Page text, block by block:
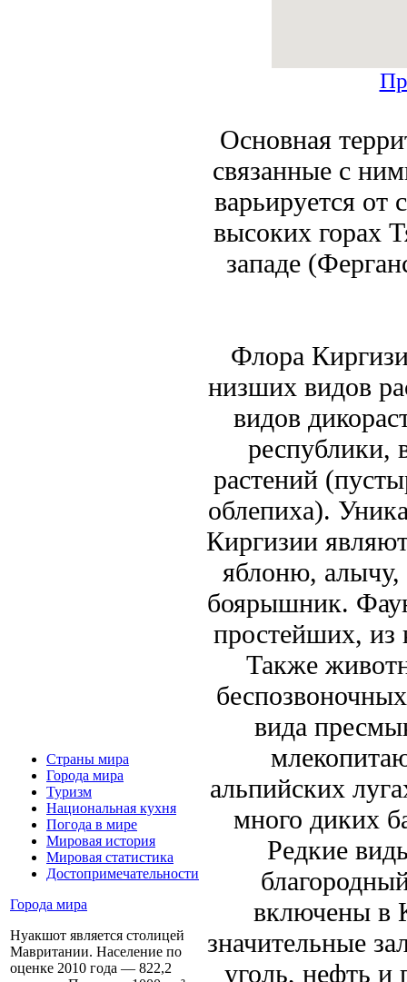
Страны мира
Города мира
Туризм
Национальная кухня
Погода в мире
Мировая история
Мировая статистика
Достопримечательности
Города мира
Нуакшот является столицей
Мавритании. Население по
оценке 2010 года — 822,2
Основная
связанные с
варьируется от
высоких горах
западе
Флора
низших видов
видов
республики,
растений
облепиха).
Киргизии
яблоню,
боярышник.
простейших, из
Также
вида
альпийских
много диких
Редкие
включены в
значительные
уголь, нефть и